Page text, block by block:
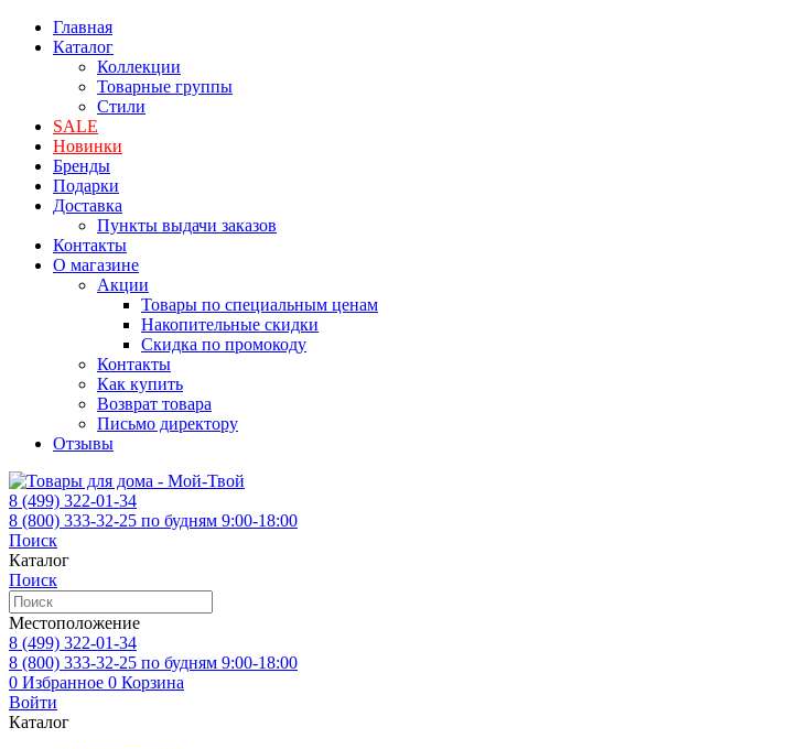
Главная
Каталог
Коллекции
Товарные группы
Стили
SALE
Новинки
Бренды
Подарки
Доставка
Пункты выдачи заказов
Контакты
О магазине
Акции
Товары по специальным ценам
Накопительные скидки
Скидка по промокоду
Контакты
Как купить
Возврат товара
Письмо директору
Отзывы
8 (499) 322-01-34
8 (800) 333-32-25 по будням 9:00-18:00
Поиск
Каталог
Поиск
Местоположение
8 (499) 322-01-34
8 (800) 333-32-25 по будням 9:00-18:00
0 Избранное 0 Корзина
Войти
Каталог